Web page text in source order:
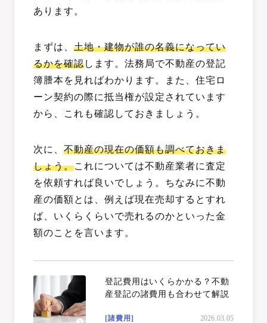
あります。
まずは、土地・建物が誰の名義になってい
るかを確認します。法務局で不動産の登記
簿謄本を見ればわかります。また、住宅ロ
ーン契約の際に抵当権が設定されています
から、これも確認しておきましょう。
次に、不動産の現在の価額も調べておきま
しょう。これについては不動産業者に査定
を依頼すれば良いでしょう。ちなみに不動
産の価額とは、例えば現在売却するとすれ
ば、いくらくらいで売れるのかといった金
額のことを言います。
登記費用はいくらかかる？不動
産登記の諸費用も合わせて解説
[諸費用] 2026.03.05